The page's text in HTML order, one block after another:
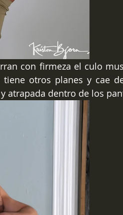
con firmeza el culo
tiene otros planes y cae
atrapada dentro de los